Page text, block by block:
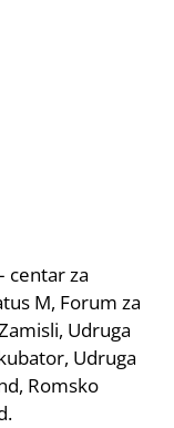
centar za
M, Forum za
Udruga
Udruga
Romsko